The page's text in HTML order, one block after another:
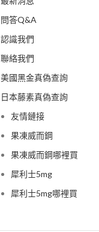
問答Q&A
認識我們
聯絡我們
美國黑金真偽查詢
日本藤素真偽查詢
友情鏈接
果凍威而鋼
果凍威而鋼哪裡買
犀利士5mg
犀利士5mg哪裡買